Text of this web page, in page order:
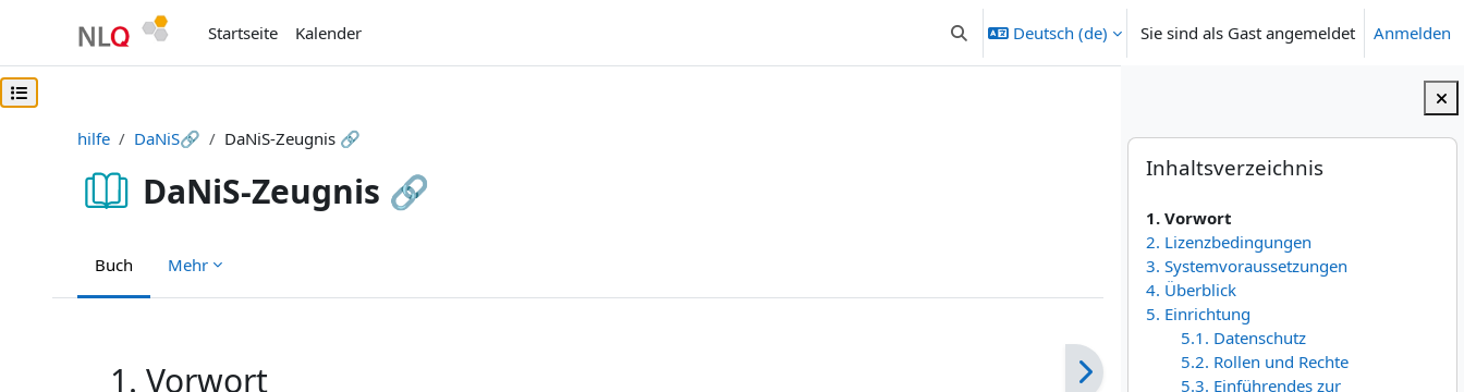
Startseite
Kalender Sucheingabe umschalten
Deutsch ‎(de)‎ Sie sind als Gast angemeldet Anmelden
Blöcke
Inhaltsverzeichnis überspringen
Inhaltsverzeichnis
1. Vorwort
2. Lizenzbedingungen
3. Systemvoraussetzungen
4. Überblick
5. Einrichtung
5.1. Datenschutz
5.2. Rollen und Rechte
5.3. Einführendes zur
Kursindex öffnen
hilfe DaNiS🔗 DaNiS-Zeugnis 🔗
DaNiS-Zeugnis 🔗
Buch Mehr
1. Vorwort